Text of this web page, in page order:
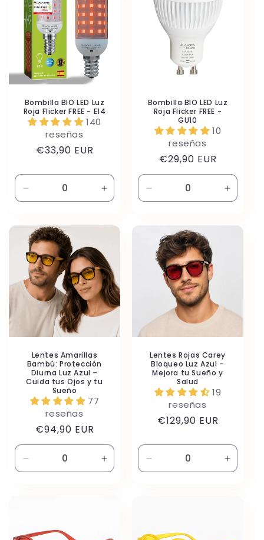
Bombilla BIO LED Luz
Roja Flicker FREE - E14
140
reseñas
Precio
€33,90 EUR
cantidad
Default
Title
Aumentar
cantidad
Default
Bombilla BIO LED Luz
Roja Flicker FREE -
GU10
10
reseñas
Precio
habitual
€29,90 EUR
cantidad
Default
Title
Lentes Amarillas
Bambú: Protección
Diurna Luz Azul –
Cuida tus Ojos y tu
Sueño
77
reseñas
Precio
habitual
€94,90 EUR
cantidad
Aumentar
cantidad
Lentes Rojas Carey
Bloqueo Luz Azul –
Mejora tu Sueño y
Salud
19
reseñas
Precio
€129,90 EUR
cantidad